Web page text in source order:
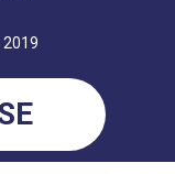
2019